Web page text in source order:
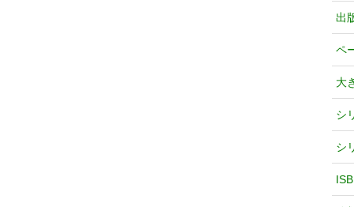
出
ペ
大
シ
シ